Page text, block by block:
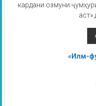
кардани озмуни
аст»
«Илм-